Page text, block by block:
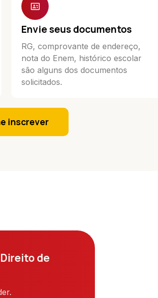
Envie seus documentos
RG, comprovante de endereço,
nota do Enem, histórico escolar
são alguns dos documentos
solicitados.
inscrever
de